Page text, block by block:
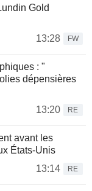
Gold
13:28
FW
: "
dépensières
13:20
RE
avant les
États-Unis
13:14
RE